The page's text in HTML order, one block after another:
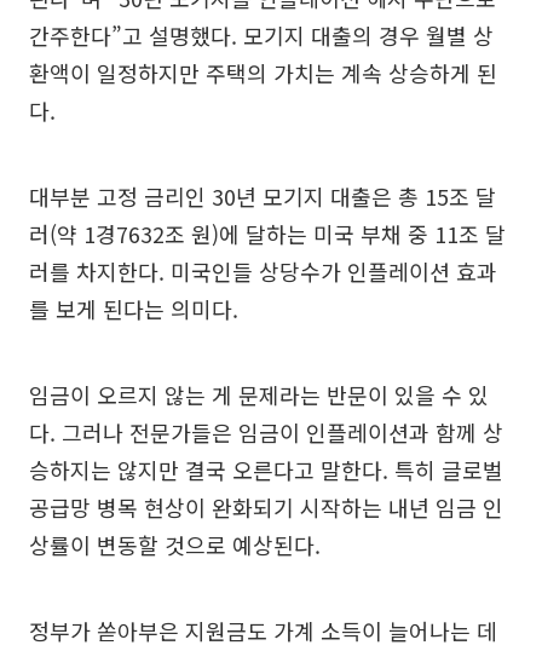
간주한다”고 설명했다. 모기지 대출의 경우 월별 상
환액이 일정하지만 주택의 가치는 계속 상승하게 된
다.
대부분 고정 금리인 30년 모기지 대출은 총 15조 달
러(약 1경7632조 원)에 달하는 미국 부채 중 11조 달
러를 차지한다. 미국인들 상당수가 인플레이션 효과
를 보게 된다는 의미다.
임금이 오르지 않는 게 문제라는 반문이 있을 수 있
다. 그러나 전문가들은 임금이 인플레이션과 함께 상
승하지는 않지만 결국 오른다고 말한다. 특히 글로벌
공급망 병목 현상이 완화되기 시작하는 내년 임금 인
상률이 변동할 것으로 예상된다.
정부가 쏟아부은 지원금도 가계 소득이 늘어나는 데